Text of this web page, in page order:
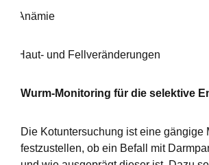
Anämie
Haut- und Fellveränderungen
Wurm-Monitoring für die selektive
Die Kotuntersuchung ist eine gängige
festzustellen, ob ein Befall mit